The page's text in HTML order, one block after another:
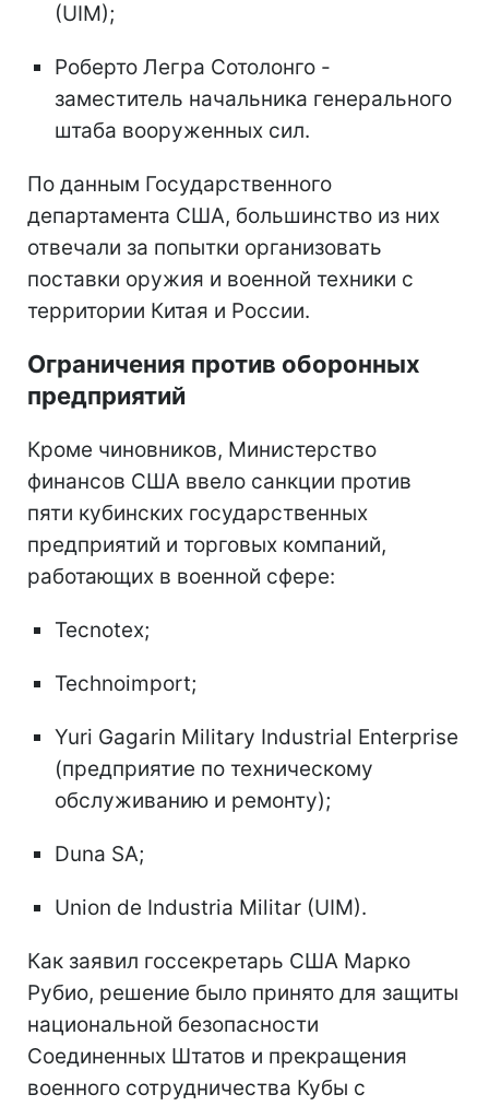
(UIM);
Роберто Легра Сотолонго -
заместитель начальника генерального
штаба вооруженных сил.
По данным Государственного
департамента США, большинство из них
отвечали за попытки организовать
поставки оружия и военной техники с
территории Китая и России.
Ограничения против оборонных
предприятий
Кроме чиновников, Министерство
финансов США ввело санкции против
пяти кубинских государственных
предприятий и торговых компаний,
работающих в военной сфере:
Tecnotex;
Technoimport;
Yuri Gagarin Military Industrial Enterprise
(предприятие по техническому
обслуживанию и ремонту);
Duna SA;
Union de Industria Militar (UIM).
Как заявил госсекретарь США Марко
Рубио, решение было принято для защиты
национальной безопасности
Соединенных Штатов и прекращения
военного сотрудничества Кубы с